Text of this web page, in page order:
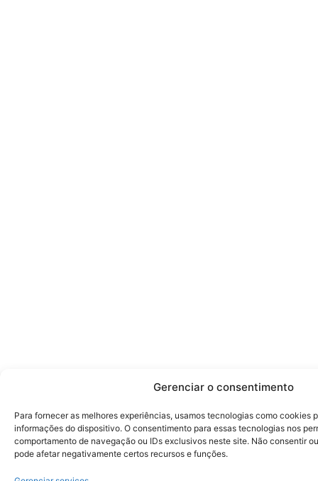
Gerenciar o consentimento
Para fornecer as melhores experiências, usamos tecnologias como cookies
informações do dispositivo. O consentimento para essas tecnologias nos
comportamento de navegação ou IDs exclusivos neste site. Não consentir
pode afetar negativamente certos recursos e funções.